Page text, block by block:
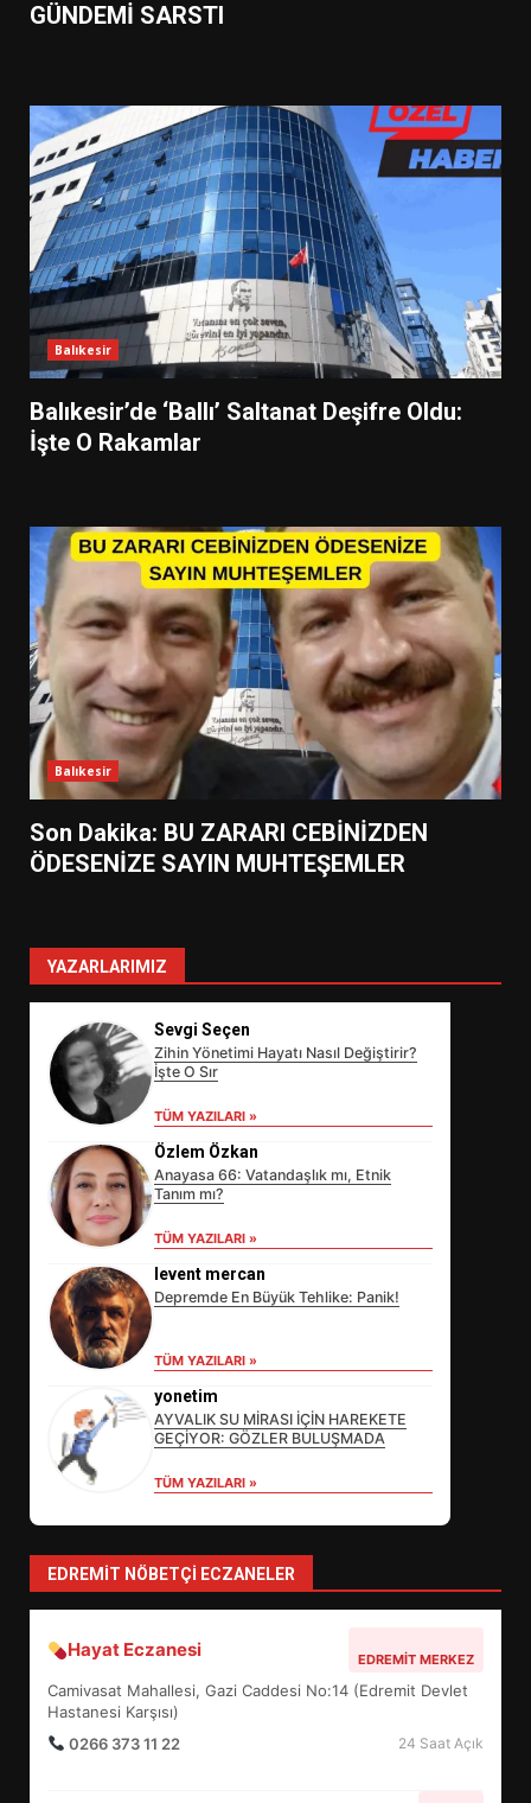
GÜNDEMİ SARSTI
Balıkesir
Balıkesir’de ‘Ballı’ Saltanat Deşifre Oldu:
İşte O Rakamlar
Balıkesir
Son Dakika: BU ZARARI CEBİNİZDEN
ÖDESENİZE SAYIN MUHTEŞEMLER
YAZARLARIMIZ
Sevgi Seçen
Zihin Yönetimi Hayatı Nasıl Değiştirir?
İşte O Sır
TÜM YAZILARI »
Özlem Özkan
Anayasa 66: Vatandaşlık mı, Etnik
Tanım mı?
TÜM YAZILARI »
levent mercan
Depremde En Büyük Tehlike: Panik!
TÜM YAZILARI »
yonetim
AYVALIK SU MİRASI İÇİN HAREKETE
GEÇİYOR: GÖZLER BULUŞMADA
TÜM YAZILARI »
EDREMIT NÖBETÇI ECZANELER
Hayat Eczanesi EDREMIT MERKEZ
Camivasat Mahallesi, Gazi Caddesi No:14 (Edremit Devlet
Hastanesi Karşısı)
0266 373 11 22
24 Saat Açık
EİB’DE KRİTİK ATAMA:
DEĞİŞECEK?
EDREMİT’İN GURURU TÜRKİYE
FİNALİNDE NE BAŞARDI?
5
6
BURHANİYE SATRANÇ
TURNUVASI KAYITLARI NEYİ
DEĞİŞTİRİYOR?